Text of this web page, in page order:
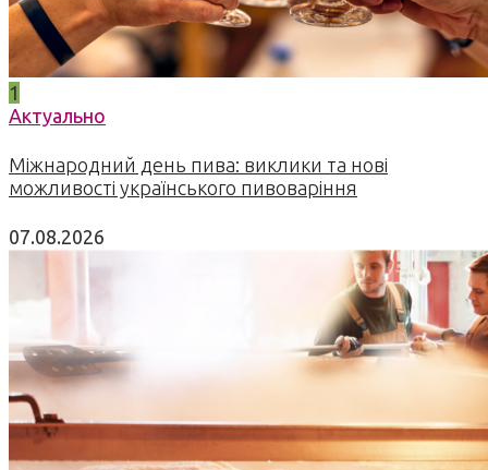
1
Актуально
Міжнародний день пива: виклики та нові
можливості українського пивоваріння
07.08.2026